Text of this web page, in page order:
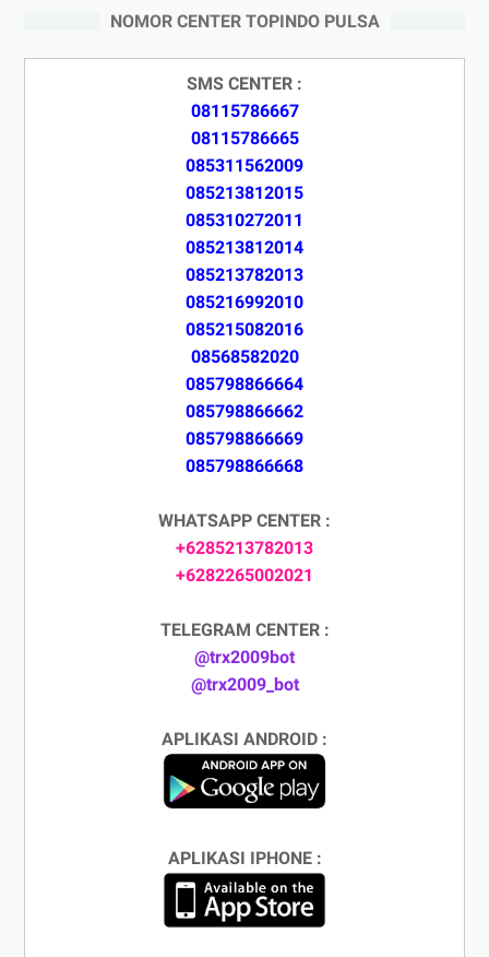
NOMOR CENTER TOPINDO PULSA
SMS CENTER :
08115786667
08115786665
085311562009
085213812015
085310272011
085213812014
085213782013
085216992010
085215082016
08568582020
085798866664
085798866662
085798866669
085798866668
WHATSAPP CENTER :
+6285213782013
+6282265002021
TELEGRAM CENTER :
@trx2009bot
@trx2009_bot
APLIKASI ANDROID :
APLIKASI IPHONE :